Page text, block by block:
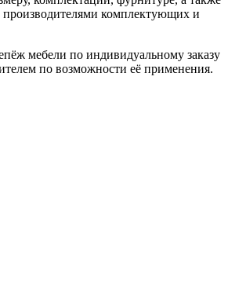
комплектующих и
мебели по индивидуальному заказу
по возможности её применения.